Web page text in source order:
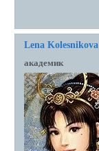
Lena Kolesnikova
академик